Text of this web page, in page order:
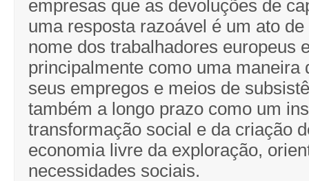
empresas que as devoluções de
uma resposta razoável é um ato
nome dos trabalhadores europeus
principalmente como uma maneira
seus empregos e meios de
também a longo prazo como um
transformação social e da criação
economia livre da exploração,
necessidades sociais.